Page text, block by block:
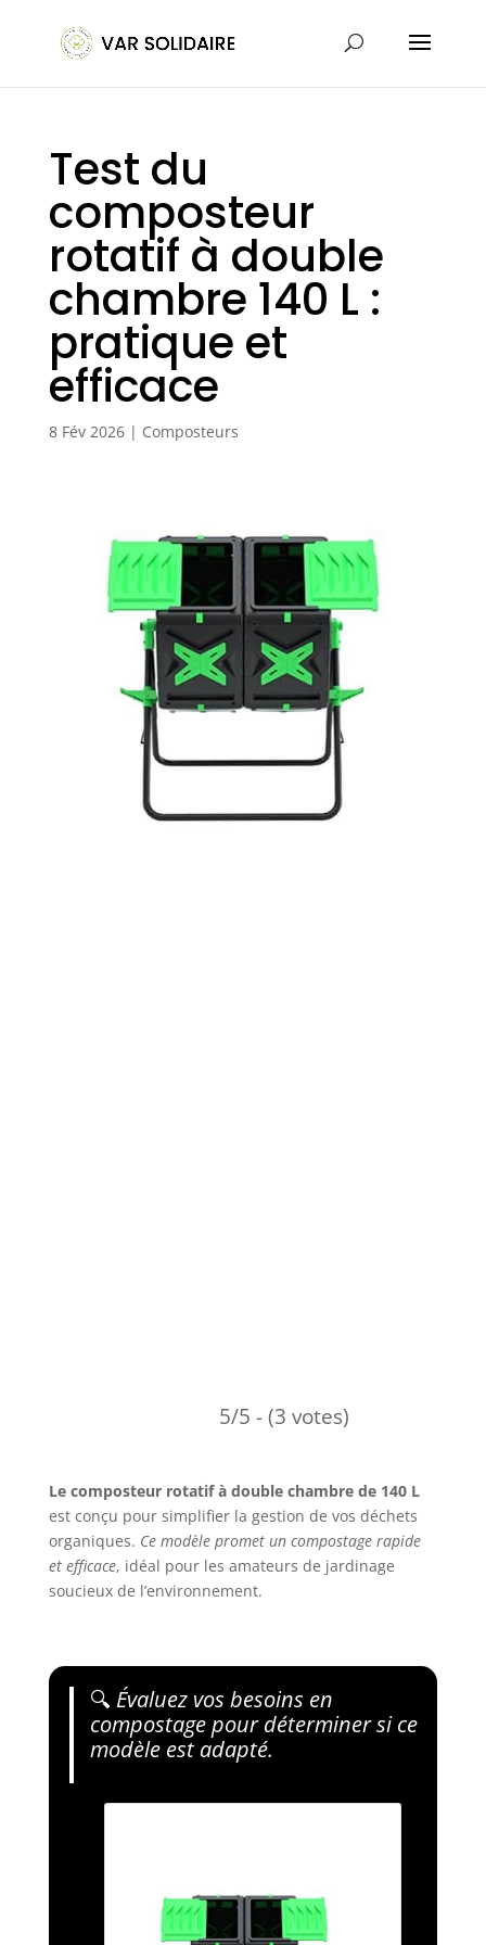
Test du
composteur
rotatif à double
chambre 140 L :
pratique et
efficace
8 Fév 2026| Composteurs
5/5 - (3 votes)
Le composteur rotatif à double chambre de 140 L
est conçu pour simplifier la gestion de vos déchets
organiques. Ce modèle promet un compostage rapide
et efficace, idéal pour les amateurs de jardinage
soucieux de l’environnement.
🔍 Évaluez vos besoins en
compostage pour déterminer si ce
modèle est adapté.